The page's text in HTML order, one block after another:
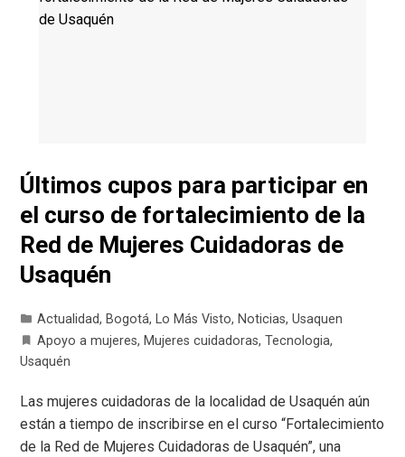
Últimos cupos para participar en
el curso de fortalecimiento de la
Red de Mujeres Cuidadoras de
Usaquén
Actualidad, Bogotá, Lo Más Visto, Noticias,Usaquen
Apoyo a mujeres, Mujeres cuidadoras,Tecnologia,
Usaquén
Las mujeres cuidadoras de la localidad de Usaquén aún
están a tiempo de inscribirse en el curso “Fortalecimiento
de la Red de Mujeres Cuidadoras de Usaquén”, una